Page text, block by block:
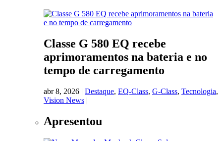
Classe G 580 EQ recebe
aprimoramentos na bateria e no
tempo de carregamento
abr 8, 2026 | Destaque, EQ-Class, G-Class, Tecnologia,
Vision News |
Apresentou